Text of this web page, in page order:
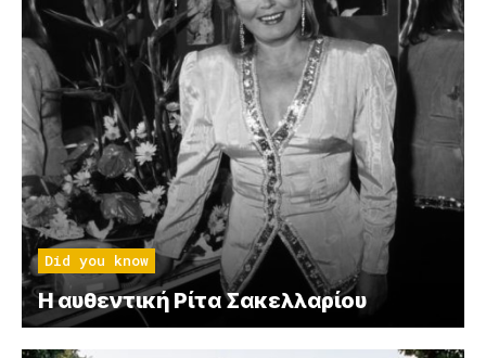
Did you know
Η αυθεντική Ρίτα Σακελλαρίου